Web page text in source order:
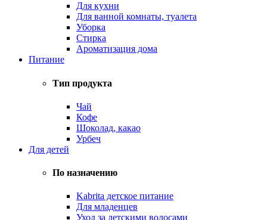
Для кухни
Для ванной комнаты, туалета
Уборка
Стирка
Ароматизация дома
Питание
Тип продукта
Чай
Кофе
Шоколад, какао
Урбеч
Для детей
По назначению
Kabrita детское питание
Для младенцев
Уход за детскими волосами